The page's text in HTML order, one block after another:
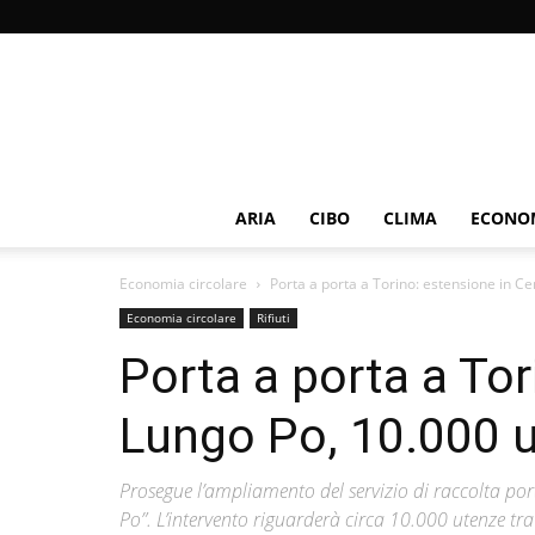
ARIA CIBO CLIMA
Economia circolare Porta a porta a Torino: estensione in
Economia circolare Rifiuti
Porta a porta a
Lungo Po, 10.000
Prosegue l’ampliamento del servizio di raccolta
Po”. L’intervento riguarderà circa 10.000 utenze